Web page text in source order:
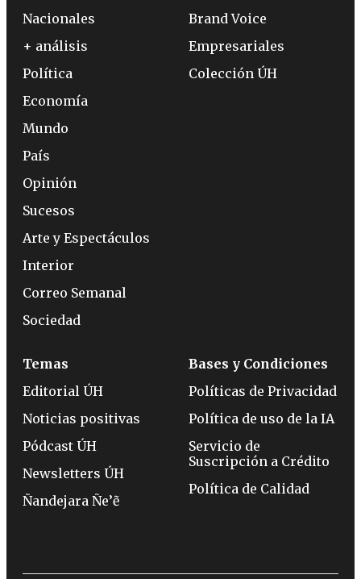
Nacionales
+ análisis
Política
Economía
Mundo
País
Opinión
Sucesos
Arte y Espectáculos
Interior
Correo Semanal
Sociedad
Brand Voice
Empresariales
Colección ÚH
Temas
Editorial ÚH
Noticias positivas
Pódcast ÚH
Newsletters ÚH
Ñandejara Ñe’ẽ
Bases y Condiciones
Políticas de Privacidad
Política de uso de la IA
Servicio de
Suscripción a Crédito
Política de Calidad